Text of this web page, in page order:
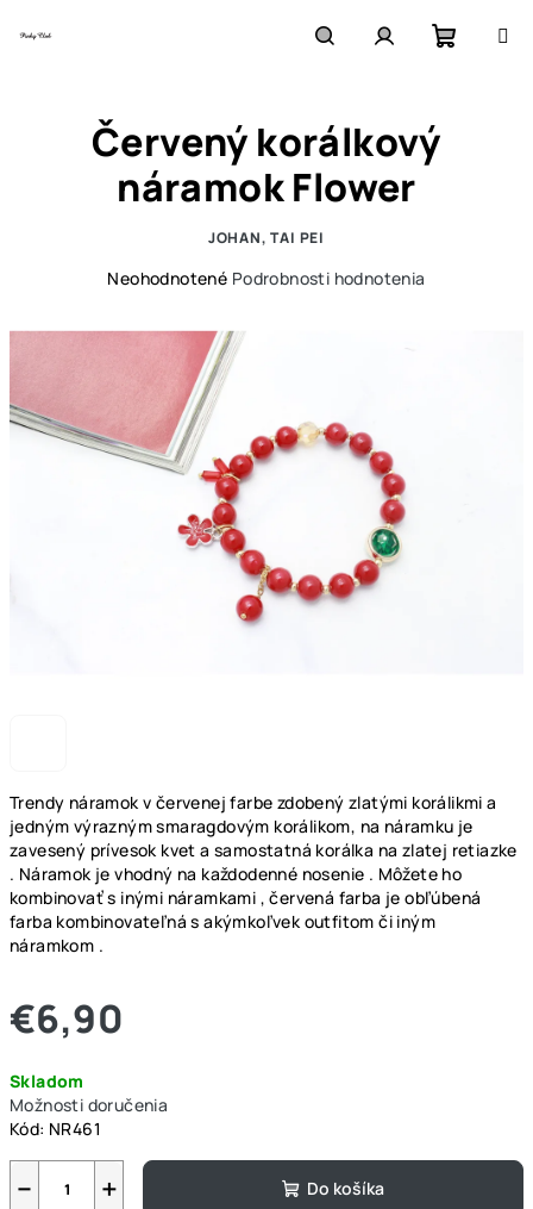
Trendy náramok v červenej farbe zdobený zlatými korálikmi a
jedným výrazným smaragdovým korálikom, na náramku je
zavesený prívesok kvet a samostatná korálka na zlatej retiazke
. Náramok je vhodný na každodenné nosenie . Môžete ho
kombinovať s inými náramkami , červená farba je obľúbená
farba kombinovateľná s akýmkoľvek outfitom či iným
náramkom .
€6,90
cena:
Skladom
Možnosti doručenia
Kód: NR461
+
− Do košíka
Červený korálkový
náramok Flower
JOHAN, TAI PEI
Priemerné
produktu
hviezdičiek.
Neohodnotené Podrobnosti hodnotenia